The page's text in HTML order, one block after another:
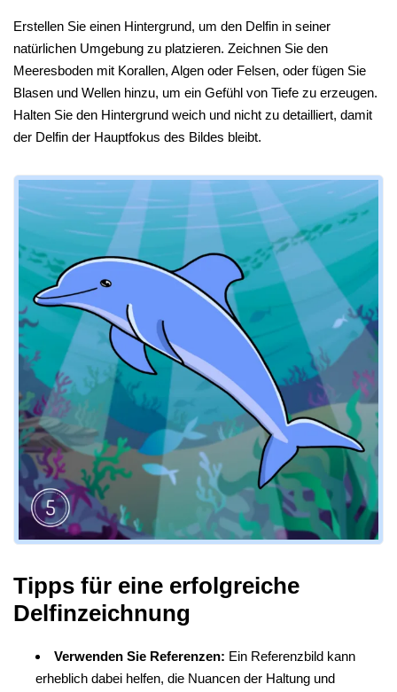
Erstellen Sie einen Hintergrund, um den Delfin in seiner
natürlichen Umgebung zu platzieren. Zeichnen Sie den
Meeresboden mit Korallen, Algen oder Felsen, oder fügen Sie
Blasen und Wellen hinzu, um ein Gefühl von Tiefe zu erzeugen.
Halten Sie den Hintergrund weich und nicht zu detailliert, damit
der Delfin der Hauptfokus des Bildes bleibt.
Tipps für eine erfolgreiche
Delfinzeichnung
Verwenden Sie Referenzen: Ein Referenzbild kann
erheblich dabei helfen, die Nuancen der Haltung und